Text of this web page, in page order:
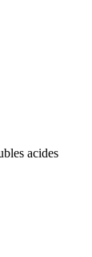
acides